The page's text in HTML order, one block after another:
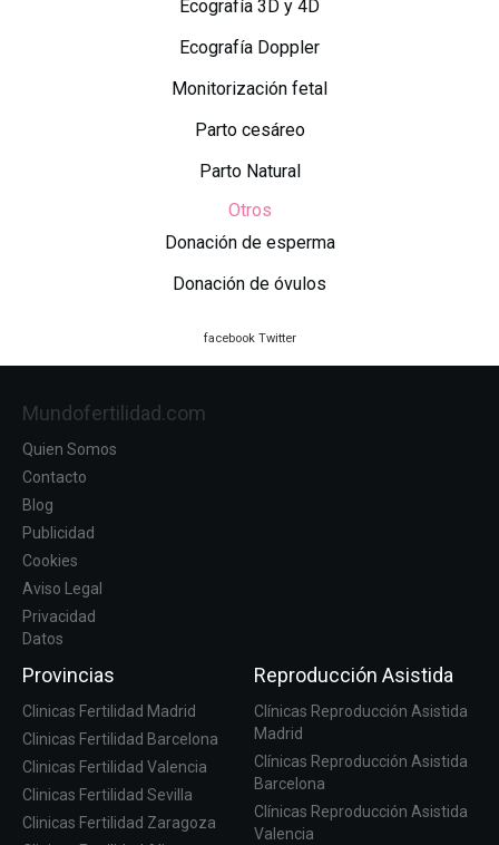
Ecografía 3D y 4D
Ecografía Doppler
Monitorización fetal
Parto cesáreo
Parto Natural
Otros
Donación de esperma
Donación de óvulos
facebook Twitter
Mundofertilidad.com
Quien Somos
Contacto
Blog
Publicidad
Cookies
Aviso Legal
Privacidad
Datos
Provincias
Clinicas Fertilidad Madrid
Clinicas Fertilidad Barcelona
Clinicas Fertilidad Valencia
Clinicas Fertilidad Sevilla
Clinicas Fertilidad Zaragoza
Reproducción Asistida
Clínicas Reproducción Asistida
Madrid
Clínicas Reproducción Asistida
Barcelona
Clínicas Reproducción Asistida
Valencia